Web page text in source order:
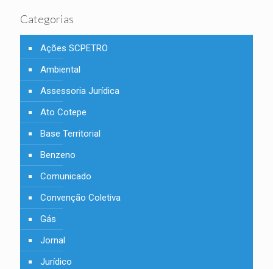
Categorias
Ações SCPETRO
Ambiental
Assessoria Jurídica
Ato Cotepe
Base Territorial
Benzeno
Comunicado
Convenção Coletiva
Gás
Jornal
Jurídico